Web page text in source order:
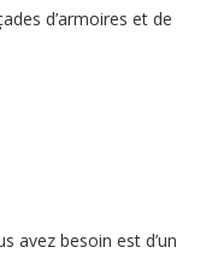
d’armoires et de
avez besoin est d’un